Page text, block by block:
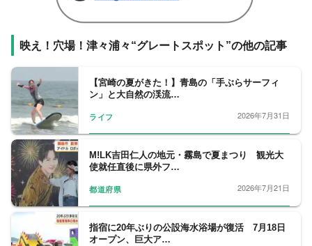
映え！穴場！津々浦々“グレートスポット”の他の記事
【宮崎の夏がきた！】青島の「手ぶらサーフィ
ン」と大自然の渓流…
ライフ 2026年7月31日
M!LK吉田仁人の地元・霧島で夏まつり 観光大
使就任直後に県外フ…
都道府県 2026年7月21日
指宿に20年ぶりの公設海水浴場が復活 7月18日
オープン、巨大ア…